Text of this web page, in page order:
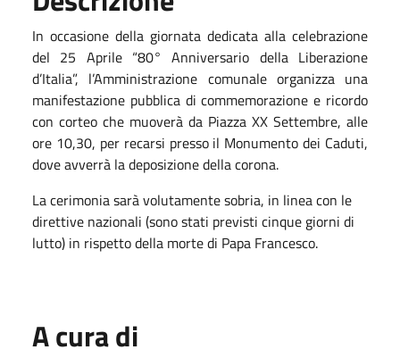
In occasione della giornata dedicata alla celebrazione
del 25 Aprile “80° Anniversario della Liberazione
d’Italia”, l’Amministrazione comunale organizza una
manifestazione pubblica di commemorazione e ricordo
con corteo che muoverà da Piazza XX Settembre, alle
ore 10,30, per recarsi presso il Monumento dei Caduti,
dove avverrà la deposizione della corona.
La cerimonia sarà volutamente sobria, in linea con le
direttive nazionali (sono stati previsti cinque giorni di
lutto) in rispetto della morte di Papa Francesco.
A cura di